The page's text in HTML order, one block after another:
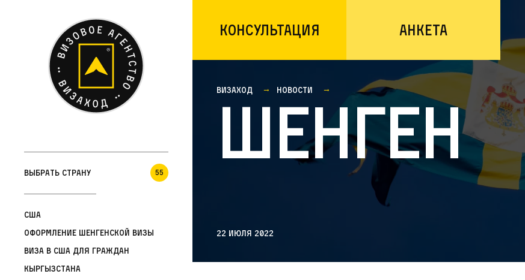
Консультация Анкета
Выбрать страну 55
США
Оформление шенгенской визы
Виза в США для граждан
Кыргызстана
Визаход Новости
Шенген
22 июля 2022